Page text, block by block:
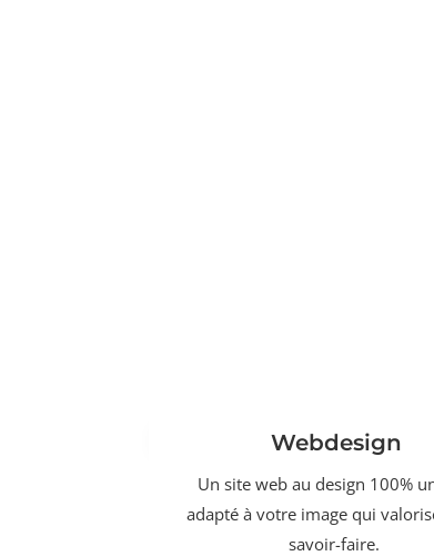
Webdesign
Un site web au design 100%
adapté à votre image qui
savoir-faire.